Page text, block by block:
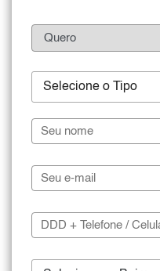
Selecione o Tipo